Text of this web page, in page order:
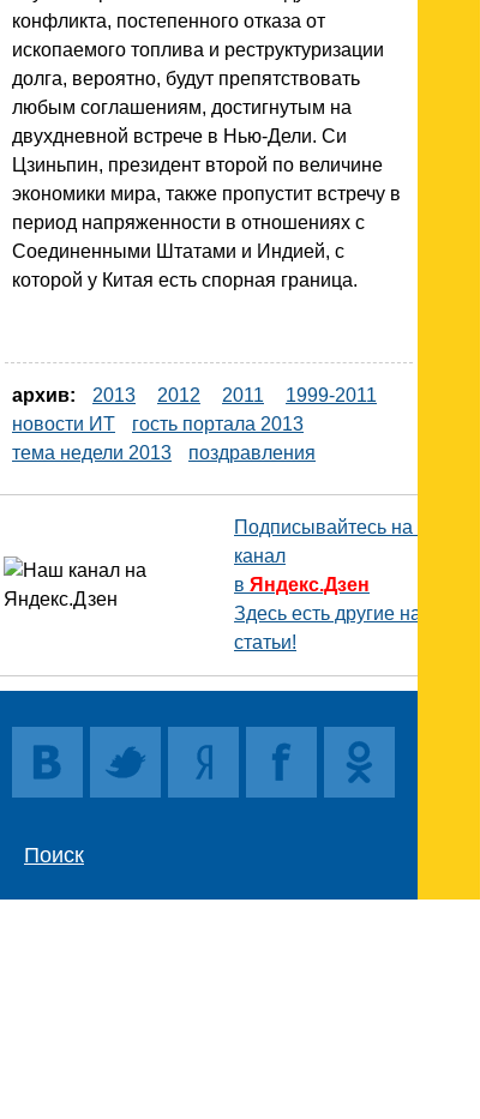
конфликта, постепенного отказа от
ископаемого топлива и реструктуризации
долга, вероятно, будут препятствовать
любым соглашениям, достигнутым на
двухдневной встрече в Нью-Дели. Си
Цзиньпин, президент второй по величине
экономики мира, также пропустит встречу в
период напряженности в отношениях с
Соединенными Штатами и Индией, с
которой у Китая есть спорная граница.
архив: 2013 2012 2011
1999-2011
новости ИТ
гость портала 2013
тема недели 2013
поздравления
Подписывайтесь на наш
канал
в Яндекс.Дзен
Здесь есть другие наши
статьи!
Поиск